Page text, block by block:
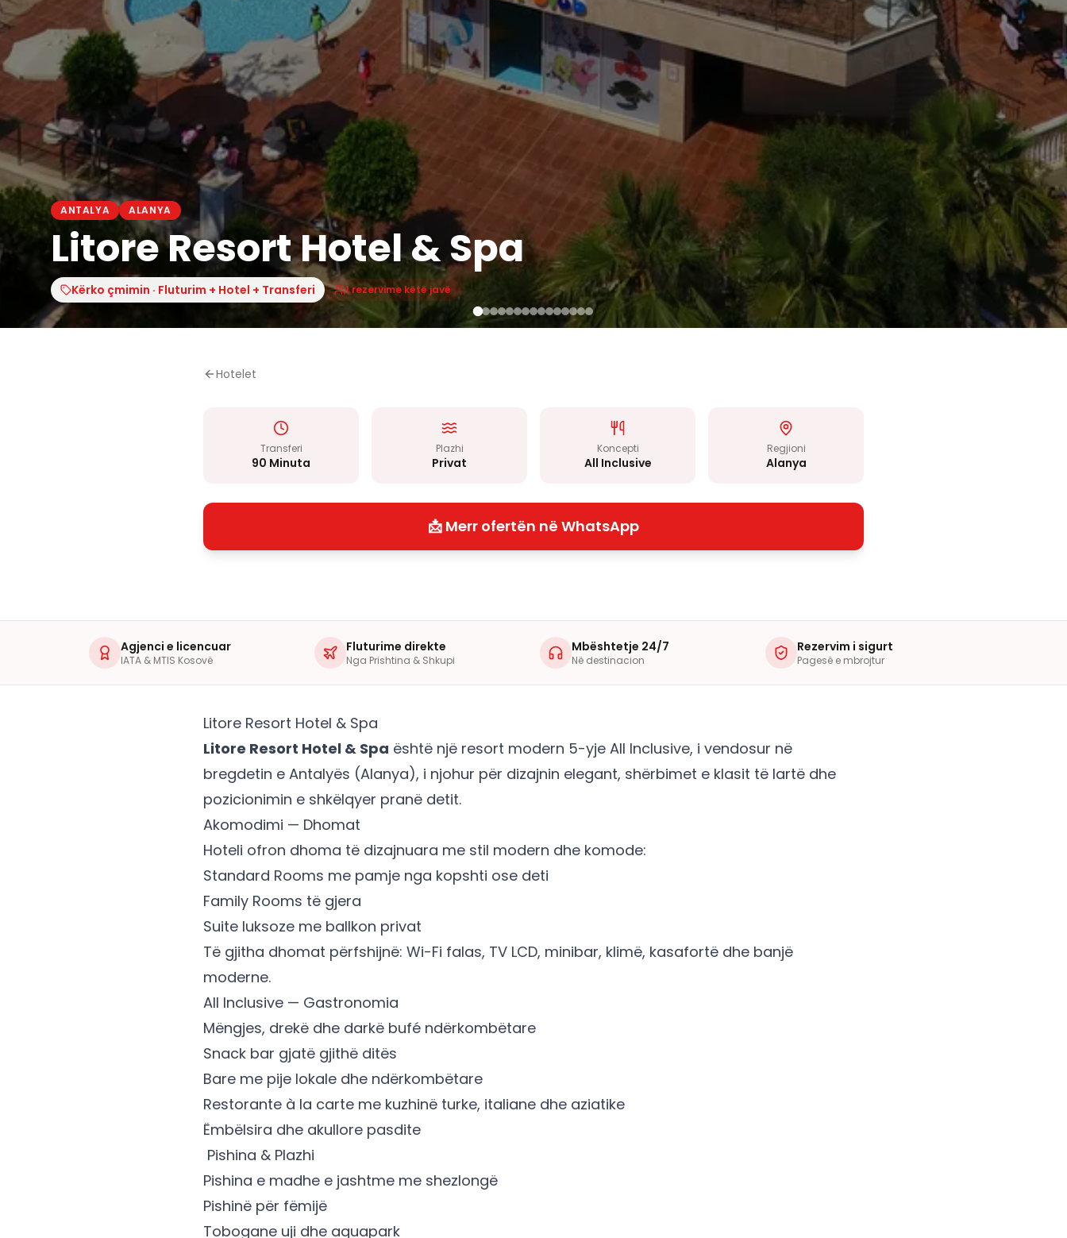
ANTALYA ALANYA
Litore Resort Hotel & Spa
Kërko çmimin · Fluturim + Hotel + Transferi 1 rezervime këtë javë
Hotelet
Transferi
90 Minuta
Plazhi
Privat
Koncepti
All Inclusive
Regjioni
Alanya
📩 Merr ofertën në WhatsApp
Agjenci e licencuar
IATA & MTIS Kosovë
Fluturime direkte
Nga Prishtina & Shkupi
Mbështetje 24/7
Në destinacion
Rezervim i sigurt
Pagesë e mbrojtur
Litore Resort Hotel & Spa
Litore Resort Hotel & Spa është një resort modern 5-yje All Inclusive, i vendosur në
bregdetin e Antalyës (Alanya), i njohur për dizajnin elegant, shërbimet e klasit të lartë dhe
pozicionimin e shkëlqyer pranë detit.
Akomodimi — Dhomat
Hoteli ofron dhoma të dizajnuara me stil modern dhe komode:
Standard Rooms me pamje nga kopshti ose deti
Family Rooms të gjera
Suite luksoze me ballkon privat
Të gjitha dhomat përfshijnë: Wi-Fi falas, TV LCD, minibar, klimë, kasafortë dhe banjë
moderne.
All Inclusive — Gastronomia
Mëngjes, drekë dhe darkë bufé ndërkombëtare
Snack bar gjatë gjithë ditës
Bare me pije lokale dhe ndërkombëtare
Restorante à la carte me kuzhinë turke, italiane dhe aziatike
Ëmbëlsira dhe akullore pasdite
‍ Pishina & Plazhi
Pishina e madhe e jashtme me shezlongë
Pishinë për fëmijë
Tobogane uji dhe aquapark